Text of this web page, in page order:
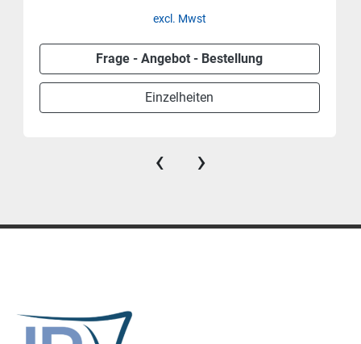
excl. Mwst
Frage - Angebot - Bestellung
Einzelheiten
‹ ›